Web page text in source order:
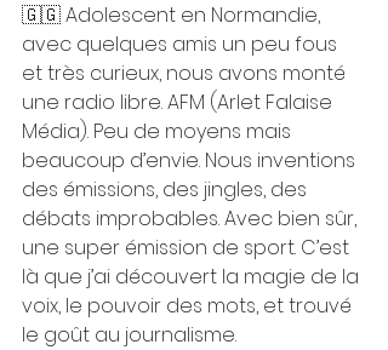
🇬🇬 Adolescent en Normandie,
avec quelques amis un peu fous
et très curieux, nous avons monté
une radio libre. AFM (Arlet Falaise
Média). Peu de moyens mais
beaucoup d’envie. Nous inventions
des émissions, des jingles, des
débats improbables. Avec bien sûr,
une super émission de sport. C’est
là que j’ai découvert la magie de la
voix, le pouvoir des mots, et trouvé
le goût au journalisme.